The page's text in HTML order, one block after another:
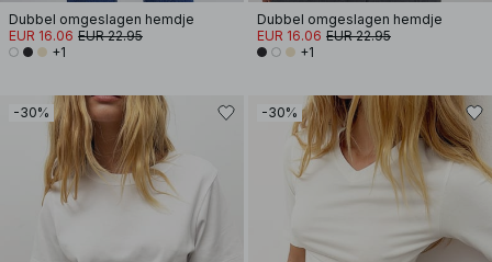
Dubbel omgeslagen hemdje
EUR 16.06 EUR 22.95
+1
Dubbel omgeslagen hemdje
EUR 16.06 EUR 22.95
+1
-30% -30%